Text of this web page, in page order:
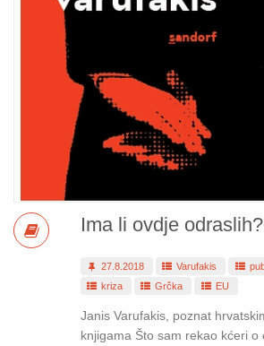
Ima li ovdje odraslih?
27.8.2018 Varufakis
kriza
Grčka EU
Janis Varufakis, poznat
knjigama Što sam rekao kćeri o